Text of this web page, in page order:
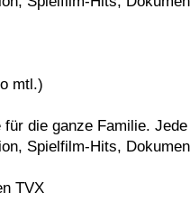
mtl.)
die ganze Familie.
Spielfilm-Hits,
TVX